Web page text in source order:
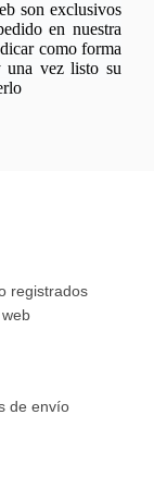
son exclusivos
en nuestra
como forma
una vez listo su
registrados
de envío